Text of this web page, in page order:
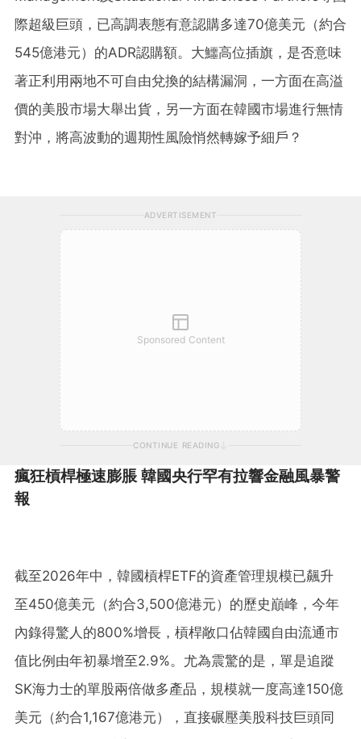
際超級巨頭，已高調表態有意認購多達70億美元（約合
545億港元）的ADR認購額。大鱷高位插旗，是否意味
著正利用兩地不可自由兌換的結構漏洞，一方面在高溢
價的美股市場大舉出貨，另一方面在韓國市場進行無情
對沖，將高波動的週期性風險悄然轉嫁予細戶？
ADVERTISEMENT
Sponsored Content
CONTINUE READING
瘋狂槓桿極速膨脹 韓國央行罕有拉響金融風暴警
報
截至2026年中，韓國槓桿ETF的資產管理規模已飆升
至450億美元（約合3,500億港元）的歷史巔峰，今年
內錄得驚人的800%增長，槓桿敞口佔韓國自由流通市
值比例由年初暴增至2.9%。尤為震驚的是，單是追蹤
SK海力士的單股兩倍做多產品，規模就一度高達150億
美元（約合1,167億港元），直接碾壓美股科技巨頭同